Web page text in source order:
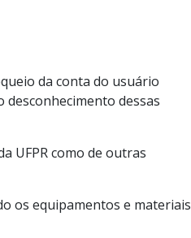
da conta do usuário
desconhecimento dessas
UFPR como de outras
os equipamentos e materiais